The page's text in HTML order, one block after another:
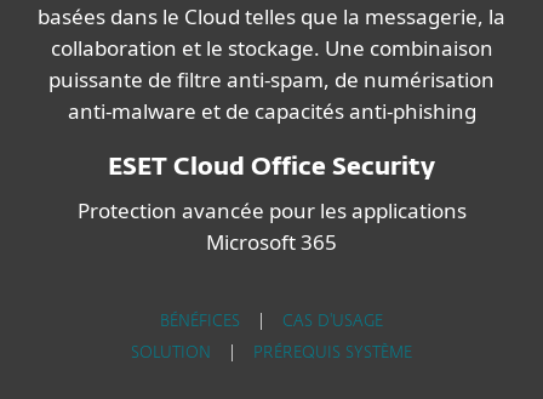
basées dans le Cloud telles que la messagerie, la
collaboration et le stockage. Une combinaison
puissante de filtre anti-spam, de numérisation
anti-malware et de capacités anti-phishing
ESET Cloud Office Security
Protection avancée pour les applications
Microsoft 365
BÉNÉFICES
CAS D'USAGE
SOLUTION
PRÉREQUIS SYSTÈME